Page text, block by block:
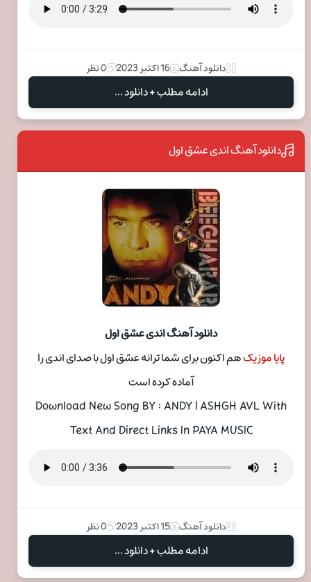
دانلود آهنگ 16 اکتبر 2023 0 نظر
ادامه مطلب + دانلود ...
دانلود آهنگ اندی عشق اول
دانلود آهنگ اندی عشق اول
پایا موزیکهم اکنون برای شما ترانه عشق اول با صدای اندی را
آماده کرده است
Download New Song BY : ANDY | ASHGH AVL With
Text And Direct Links In PAYA MUSIC
دانلود آهنگ 15 اکتبر 2023 0 نظر
ادامه مطلب + دانلود ...